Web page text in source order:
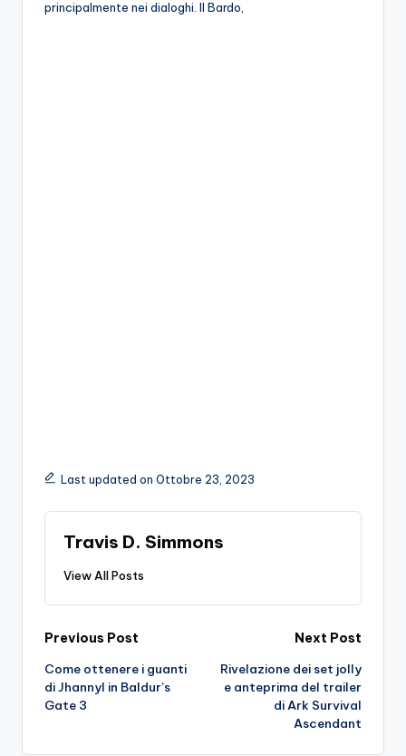
principalmente nei dialoghi. Il Bardo,
Last updated on Ottobre 23, 2023
Travis D. Simmons
View All Posts
Post
navigation
Previous Post
Come ottenere i guanti
di Jhannyl in Baldur’s
Gate 3
Next Post
Rivelazione dei set jolly
e anteprima del trailer
di Ark Survival
Ascendant